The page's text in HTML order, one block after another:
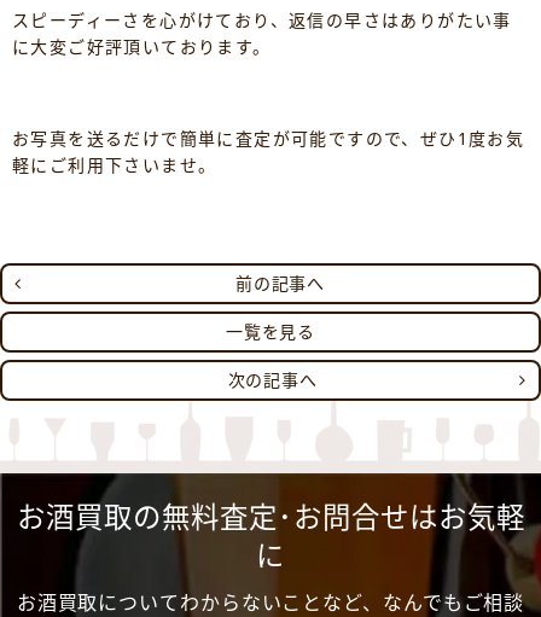
スピーディーさを心がけており、返信の早さはありがたい事
に大変ご好評頂いております。
お写真を送るだけで簡単に査定が可能ですので、ぜひ1度お気
軽にご利用下さいませ。
前の記事へ
一覧を見る
次の記事へ
お酒買取の無料査定･お問合せはお気軽
に
お酒買取についてわからないことなど、なんでもご相談